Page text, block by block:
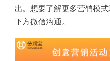
出。想要了解更多营销模
下方微信沟通。